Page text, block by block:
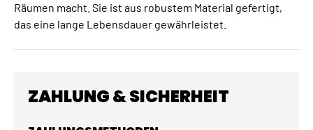
Räumen macht. Sie ist aus robustem Material gefertigt,
das eine lange Lebensdauer gewährleistet.
ZAHLUNG & SICHERHEIT